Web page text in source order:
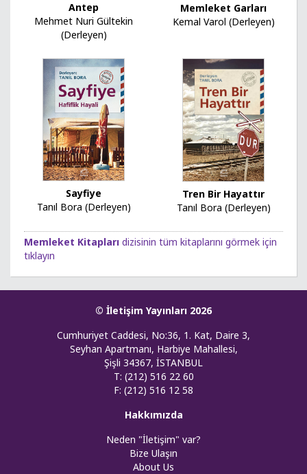
Antep
Mehmet Nuri Gültekin
(Derleyen)
Memleket Garları
Kemal Varol (Derleyen)
Sayfiye
Tanıl Bora (Derleyen)
Tren Bir Hayattır
Tanıl Bora (Derleyen)
Memleket Kitapları dizisinin tüm kitaplarını görmek için
tıklayın
© İletişim Yayınları 2026
Cumhuriyet Caddesi, No:36, 1. Kat, Daire 3,
Seyhan Apartmanı, Harbiye Mahallesi,
Şişli 34367, İSTANBUL
T: (212) 516 22 60
F: (212) 516 12 58
Hakkımızda
Neden "İletişim" var?
Bize Ulaşın
About Us